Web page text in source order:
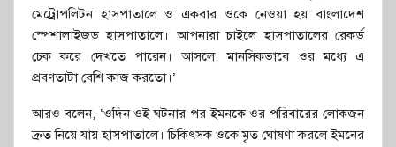
মেট্রোপলিটন হাসপাতালে ও একবার ওকে নেওয়া হয় বাংলাদেশ
স্পেশালাইজড হাসপাতালে। আপনারা চাইলে হাসপাতালের রেকর্ড
চেক করে দেখতে পারেন। আসলে, মানসিকভাবে ওর মধ্যে এ
প্রবণতাটা বেশি কাজ করতো।’
আরও বলেন, ‘ওদিন ওই ঘটনার পর ইমনকে ওর পরিবারের লোকজন
দ্রুত নিয়ে যায় হাসপাতালে। চিকিৎসক ওকে মৃত ঘোষণা করলে ইমনের